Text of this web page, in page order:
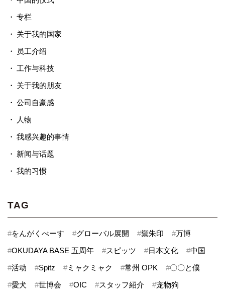
专栏
关于我的国家
员工介绍
工作与科技
关于我的朋友
公司自豪感
人物
我感兴趣的事情
新闻与话题
我的习惯
TAG
#をんがくべーす #グローバル展開 #禦朱印 #万博
#OKUDAYA BASE 五周年 #スピッツ #日本文化 #中国
#活动 #Spitz #ミャクミャク #常州 OPK #〇〇と僕
#愛犬 #世博会 #OIC #スタッフ紹介 #宠物狗